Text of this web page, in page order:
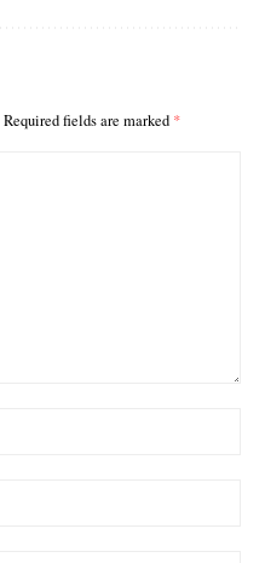
Required fields are marked *